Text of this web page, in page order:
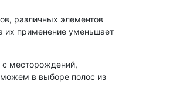
различных элементов
их применение уменьшает
с месторождений,
в выборе полос из